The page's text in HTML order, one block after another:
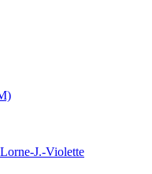
J.-Violette